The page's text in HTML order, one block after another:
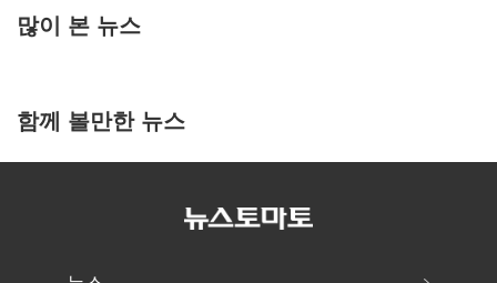
많이 본 뉴스
함께 볼만한 뉴스